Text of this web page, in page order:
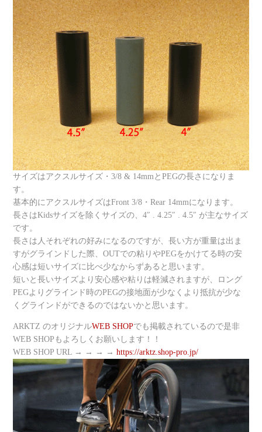
サイズはアクスルサイズ・3/8 & 14mmとPEGの長さになりま
す。
基本的にアクスルサイズはFront 3/8・Rear 14mmになります。
長さはKidsサイズを除くサイズの、4″ . 4.25″ . 4.5″ が主なサイズ
です。
長さは人それぞれの好みになるのですが、長い方が重量は出ま
すがグラインドした際、OUTでの粘りやPEGをかけてる時の安
心感は短いサイズに比べ少なからずあると思います。
短いと長いサイズより安心感や粘りは軽減されますが、ロング
PEGよりグラインド時のPEGの接地面が少なくより抵抗が少な
くグラインドができるのではないかと思います。
ARKTZ のオリジナルWEB SHOPでも掲載されているので是非
WEB SHOPもよろしくお願いします！！
WEB SHOP URL → → → →https://arktz.shop-pro.jp/